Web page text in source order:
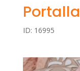
ID: 16995